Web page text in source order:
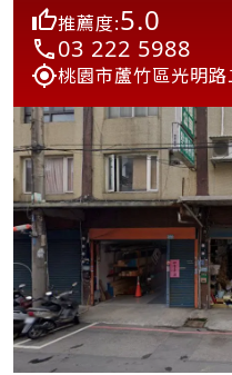
推薦度:5.0
03 222 5988
桃園市蘆竹區光明